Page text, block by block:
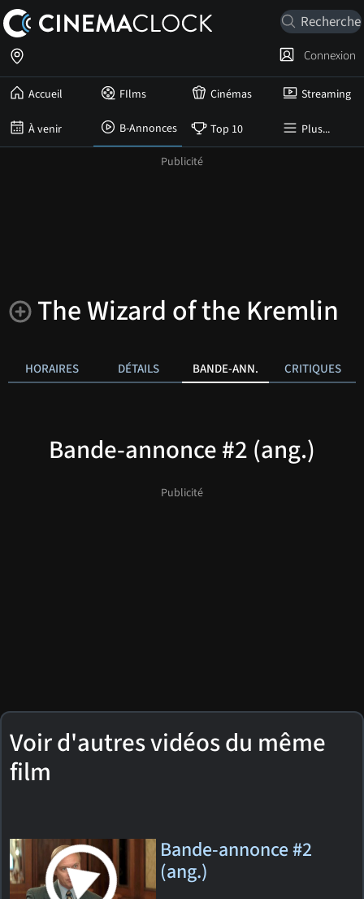
Accueil FIlms Cinémas Streaming
À venir B-Annonces Top 10 Plus...
Connexion
The Wizard of the Kremlin
HORAIRES DÉTAILS BANDE-ANN. CRITIQUES
Bande-annonce #2 (ang.)
Voir d'autres vidéos du même
film
Bande-annonce #2
(ang.)